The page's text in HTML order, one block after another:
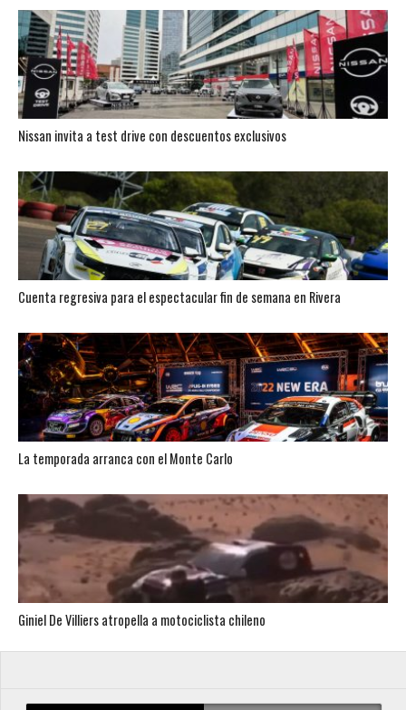
Nissan invita a test drive con descuentos exclusivos
Cuenta regresiva para el espectacular fin de semana en Rivera
La temporada arranca con el Monte Carlo
Giniel De Villiers atropella a motociclista chileno